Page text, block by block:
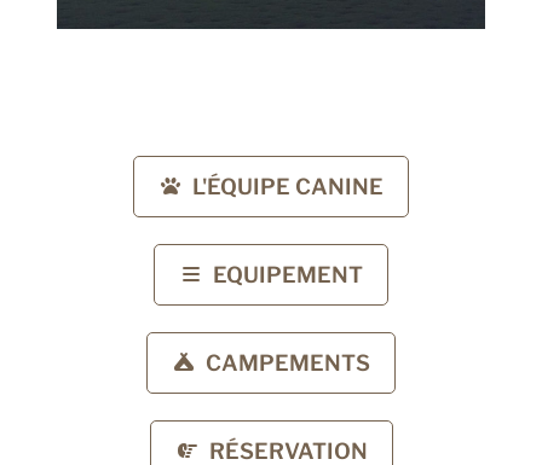
L'ÉQUIPE CANINE
EQUIPEMENT
CAMPEMENTS
RÉSERVATION